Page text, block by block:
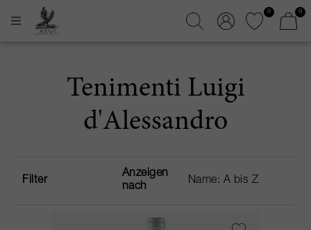
0 0
Tenimenti Luigi
d'Alessandro
Filter
Anzeigen
nach